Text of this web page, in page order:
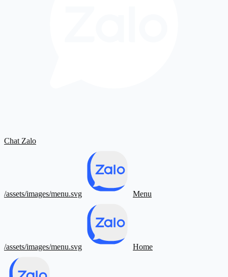
Chat Zalo
/assets/images/menu.svg Menu
/assets/images/menu.svg Home